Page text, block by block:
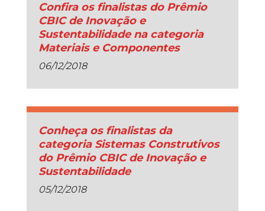
Confira os finalistas do Prêmio
CBIC de Inovação e
Sustentabilidade na categoria
Materiais e Componentes
06/12/2018
Conheça os finalistas da
categoria Sistemas Construtivos
do Prêmio CBIC de Inovação e
Sustentabilidade
05/12/2018